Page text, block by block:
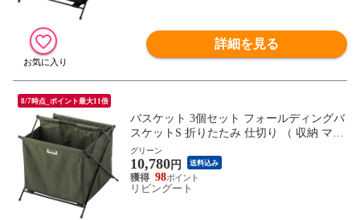
詳細を見る
8/7時点_ポイント最大11倍
バスケット 3個セット フォールディングバ
スケットS 折りたたみ 仕切り （ 収納 マガ
ジンラック 小物収納 持ち運び コンパクト
かばん置き アウトドア 軽量 リビング収納
かばん収納 おもちゃ箱 脱衣所 玄関収納 小
物入れ 底板付き ） 【グリーン】
グリーン
10,780円 送料込み
98
リビングート